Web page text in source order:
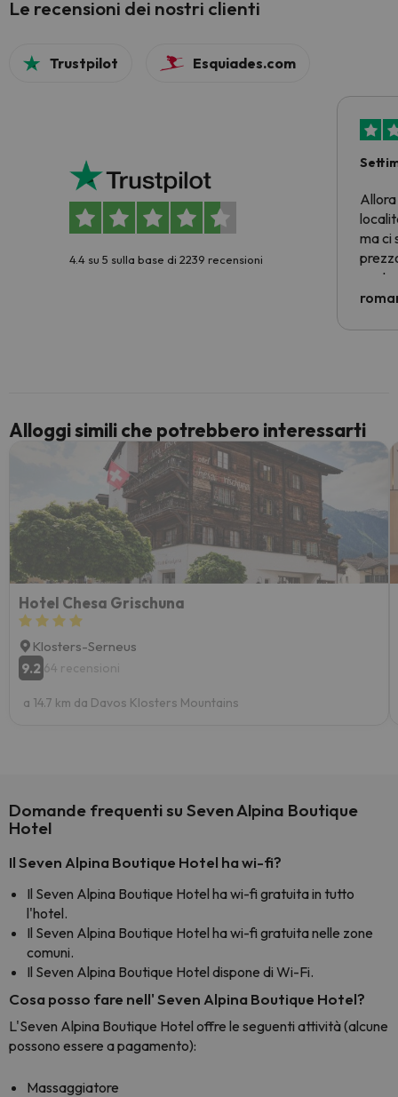
Le recensioni dei nostri clienti
Trustpilot Esquiades.com
4.4 su 5 sulla base di 2239 recensioni
Allora
ma ci
Alloggi simili che potrebbero interessarti
Hotel Chesa Grischuna
Klosters-Serneus
9.2 64 recensioni
a 14.7 km da Davos Klosters Mountains
Domande frequenti su Seven Alpina Boutique
Hotel
Il Seven Alpina Boutique Hotel ha wi-fi?
Il Seven Alpina Boutique Hotel ha wi-fi gratuita in tutto
l'hotel.
Il Seven Alpina Boutique Hotel ha wi-fi gratuita nelle zone
comuni.
Il Seven Alpina Boutique Hotel dispone di Wi-Fi.
Cosa posso fare nell' Seven Alpina Boutique Hotel?
L'Seven Alpina Boutique Hotel offre le seguenti attività (alcune
possono essere a pagamento):
Massaggiatore